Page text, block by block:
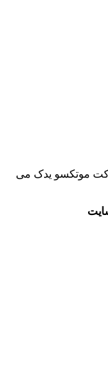
موتکسو یدک می